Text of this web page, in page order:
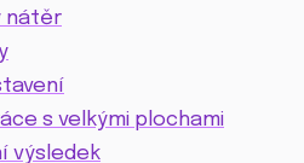
nátěr
s velkými plochami
výsledek